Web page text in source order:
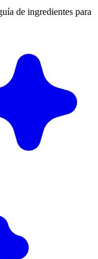
de ingredientes para